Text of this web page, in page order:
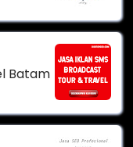
Batam